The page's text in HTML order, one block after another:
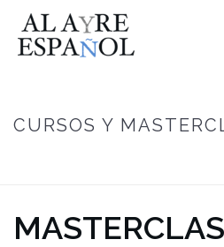
CURSOS Y